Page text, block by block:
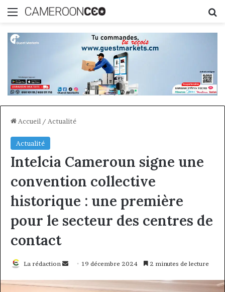
Menu
Accueil / Actualité
Actualité
Intelcia Cameroun signe une
convention collective
historique : une première
pour le secteur des centres de
contact
La rédaction
Envoyer
courriel
19 décembre 2024 2 minutes de lecture